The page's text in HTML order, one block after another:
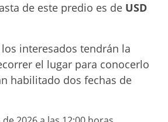
de este predio es de USD
interesados tendrán la
el lugar para conocerlo
habilitado dos fechas de